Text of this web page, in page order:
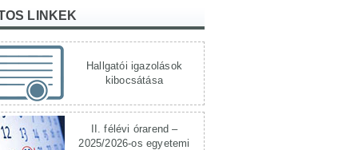
LINKEK
Hallgatói igazolások
kibocsátása
II. félévi órarend –
2025/2026-os egyetemi